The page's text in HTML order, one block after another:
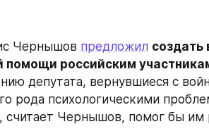
Чернышов предложил создать
помощи российским
депутата, вернувшиеся с
рода психологическими
считает Чернышов, помог бы им